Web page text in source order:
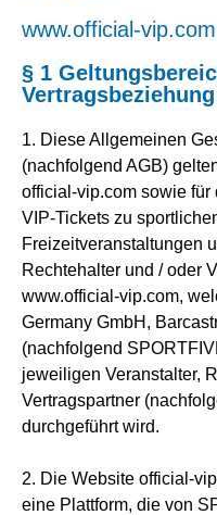
www.official-vip.com
§ 1
Vertragsbeziehung
1. Diese Allgemeinen
(nachfolgend AGB)
official-vip.com sowie für
VIP-Tickets zu
Freizeitveranstaltungen
Rechtehalter und / oder
www.official-vip.com,
Germany GmbH,
(nachfolgend
jeweiligen Veranstalter,
Vertragspartner
durchgeführt wird.
2. Die Website official-
eine Plattform, die von